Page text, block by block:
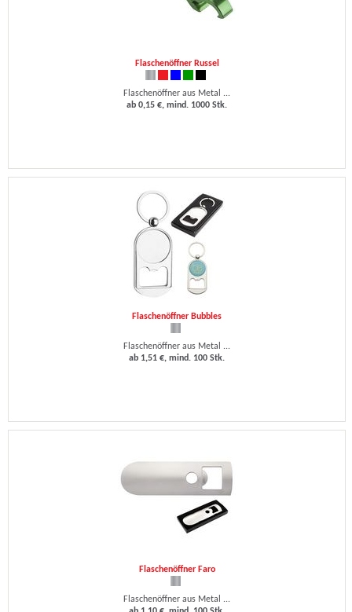
Flaschenöffner Russel
Flaschenöffner aus Metal ...
ab 0,15 €, mind. 1000 Stk.
Flaschenöffner Bubbles
Flaschenöffner aus Metal ...
ab 1,51 €, mind. 100 Stk.
Flaschenöffner Faro
Flaschenöffner aus Metal ...